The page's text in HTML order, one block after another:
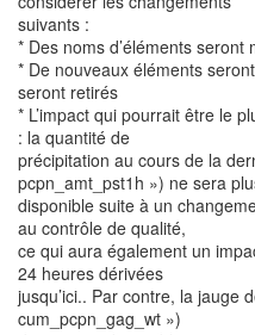
suivants :
* Des noms d’éléments seront
* De nouveaux éléments
seront retirés
* L’impact qui pourrait être le
: la quantité de
précipitation au cours de la
pcpn_amt_pst1h ») ne sera
disponible suite à un
au contrôle de qualité,
ce qui aura également un
24 heures dérivées
jusqu’ici.. Par contre, la jauge
cum_pcpn_gag_wt »)